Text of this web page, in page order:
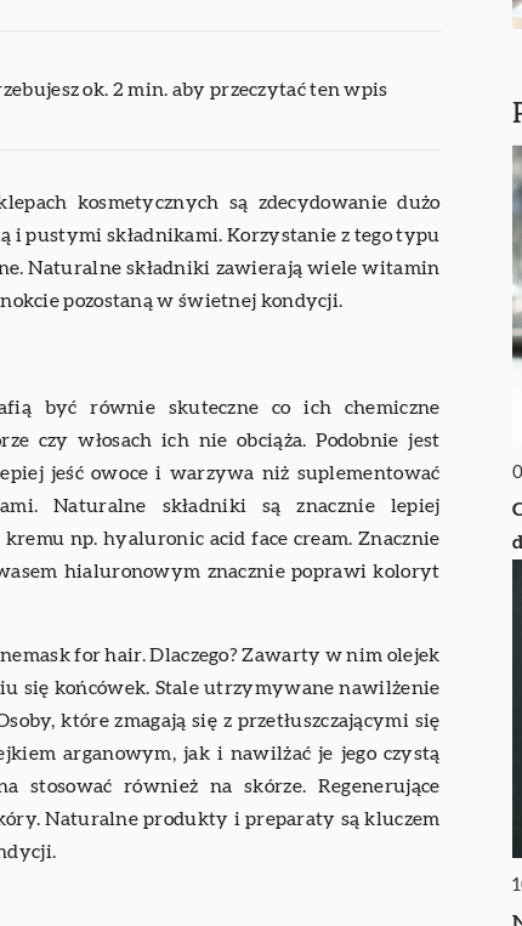
ok. 2 min. aby przeczytać ten wpis
kosmetycznych są zdecydowanie dużo
i pustymi składnikami. Korzystanie z tego typu
Naturalne składniki zawierają wiele witamin
pozostaną w świetnej kondycji.
być równie skuteczne co ich chemiczne
czy włosach ich nie obciąża. Podobnie jest
jeść owoce i warzywa niż suplementować
Naturalne składniki są znacznie lepiej
np. hyaluronic acid face cream. Znacznie
hialuronowym znacznie poprawi koloryt
for hair. Dlaczego? Zawarty w nim olejek
się końcówek. Stale utrzymywane nawilżenie
które zmagają się z przetłuszczającymi się
arganowym, jak i nawilżać je jego czystą
stosować również na skórze. Regenerujące
Naturalne produkty i preparaty są kluczem